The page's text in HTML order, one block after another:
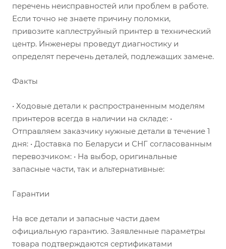
перечень неисправностей или проблем в работе.
Если точно не знаете причину поломки,
привозите каплеструйный принтер в технический
центр. Инженеры проведут диагностику и
определят перечень деталей, подлежащих замене.
Факты
• Ходовые детали к распространенным моделям
принтеров всегда в наличии на складе: •
Отправляем заказчику нужные детали в течение 1
дня: • Доставка по Беларуси и СНГ согласованным
перевозчиком: • На выбор, оригинальные
запасные части, так и альтернативные:
Гарантии
На все детали и запасные части даем
официальную гарантию. Заявленные параметры
товара подтверждаются сертификатами